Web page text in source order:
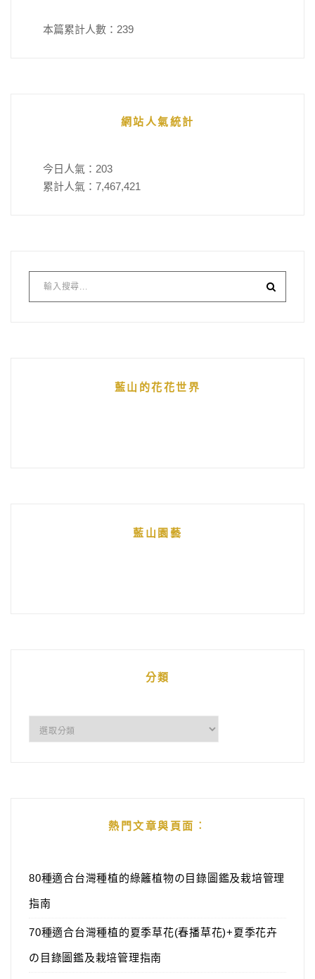
本篇累計人數： 239
網站人氣統計
今日人氣： 203
累計人氣： 7,467,421
藍山的花花世界
藍山園藝
分類
熱門文章與頁面︰
80種適合台灣種植的綠籬植物の目錄圖鑑及栽培管理
指南
70種適合台灣種植的夏季草花(春播草花)+夏季花卉
の目錄圖鑑及栽培管理指南